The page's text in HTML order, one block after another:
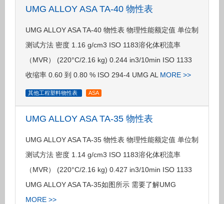
UMG ALLOY ASA TA-40 物性表
UMG ALLOY ASA TA-40 物性表 物理性能额定值 单位制
测试方法 密度 1.16 g/cm3 ISO 1183溶化体积流率
（MVR） (220°C/2.16 kg) 0.244 in3/10min ISO 1133
收缩率 0.60 到 0.80 % ISO 294-4 UMG AL MORE >>
其他工程塑料物性表 ASA
UMG ALLOY ASA TA-35 物性表
UMG ALLOY ASA TA-35 物性表 物理性能额定值 单位制
测试方法 密度 1.14 g/cm3 ISO 1183溶化体积流率
（MVR） (220°C/2.16 kg) 0.427 in3/10min ISO 1133
UMG ALLOY ASA TA-35如图所示 需要了解UMG
MORE >>